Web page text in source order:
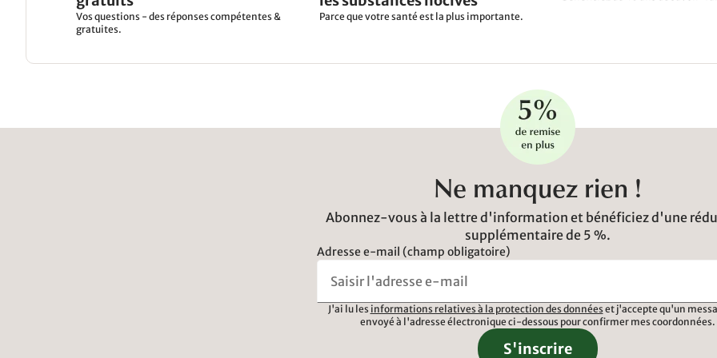
Vos questions - des réponses compétentes &
gratuites.
Parce que votre santé est la plus importante.
Ne manquez rien !
Abonnez-vous à la lettre d'information et bénéficiez d'une
supplémentaire de 5 %.
Adresse e-mail (champ obligatoire)
J'ai lu les informations relatives à la protection des données et j'accepte qu'un
envoyé à l'adresse électronique ci-dessous pour confirmer mes coordonnées.
S'inscrire